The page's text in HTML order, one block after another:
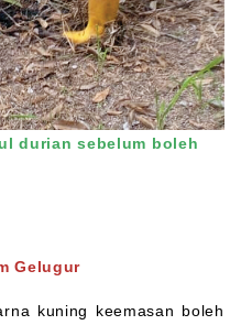
durian sebelum boleh
Gelugur
kuning keemasan boleh